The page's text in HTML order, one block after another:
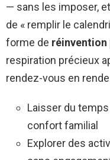
— sans les imposer,
de « remplir le
forme de réinvention
respiration précieux
rendez-vous en
Laisser du
confort familial
Explorer des